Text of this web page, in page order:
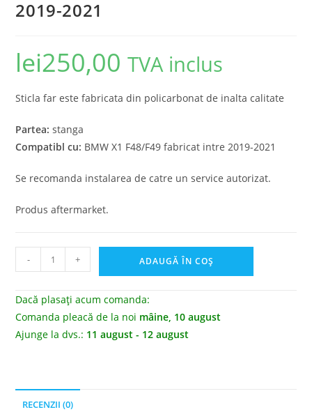
2019-2021
lei250,00 TVA inclus
Sticla far este fabricata din policarbonat de inalta calitate
Partea: stanga
Compatibl cu: BMW X1 F48/F49 fabricat intre 2019-2021
Se recomanda instalarea de catre un service autorizat.
Produs aftermarket.
- + ADAUGĂ ÎN COȘ
Dacă plasați acum comanda:
Comanda pleacă de la noi mâine, 10 august
Ajunge la dvs.: 11 august - 12 august
RECENZII (0)